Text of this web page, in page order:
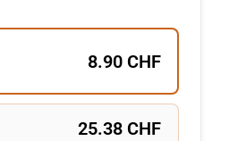
8.90 CHF
25.38 CHF